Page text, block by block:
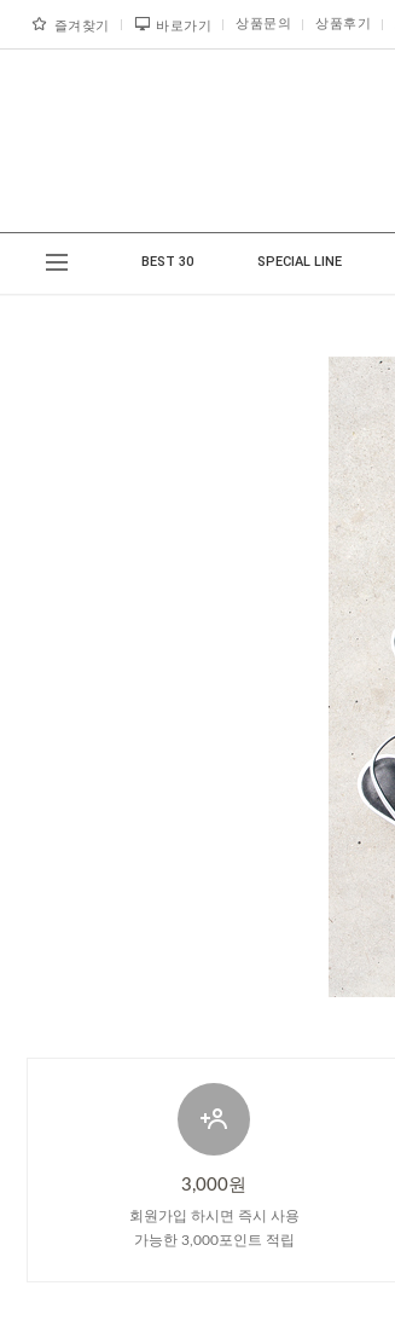
즐겨찾기 바로가기 상품문의 상품후기
BEST 30 SPECIAL LINE
3,000원
회원가입 하시면 즉시 사용
가능한 3,000포인트 적립